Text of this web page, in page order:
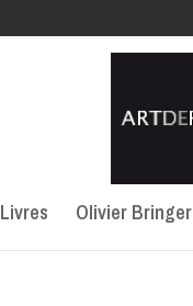
Livres Olivier Bringer